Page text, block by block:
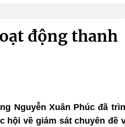
động thanh
Nguyễn Xuân Phúc đã
hội về giám sát chuyên đề